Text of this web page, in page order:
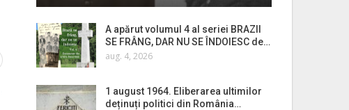
A apărut volumul 4 al seriei BRAZII
SE FRÂNG, DAR NU SE ÎNDOIESC de…
aug. 4, 2026
1 august 1964. Eliberarea ultimilor
deținuți politici din România…